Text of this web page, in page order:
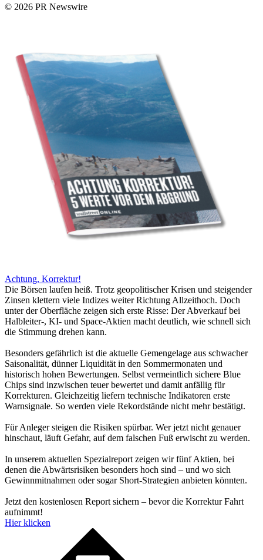
© 2026 PR Newswire
Achtung, Korrektur!
Die Börsen laufen heiß. Trotz geopolitischer Krisen und steigender
Zinsen klettern viele Indizes weiter Richtung Allzeithoch. Doch
unter der Oberfläche zeigen sich erste Risse: Der Abverkauf bei
Halbleiter-, KI- und Space-Aktien macht deutlich, wie schnell sich
die Stimmung drehen kann.
Besonders gefährlich ist die aktuelle Gemengelage aus schwacher
Saisonalität, dünner Liquidität in den Sommermonaten und
historisch hohen Bewertungen. Selbst vermeintlich sichere Blue
Chips sind inzwischen teuer bewertet und damit anfällig für
Korrekturen. Gleichzeitig liefern technische Indikatoren erste
Warnsignale. So werden viele Rekordstände nicht mehr bestätigt.
Für Anleger steigen die Risiken spürbar. Wer jetzt nicht genauer
hinschaut, läuft Gefahr, auf dem falschen Fuß erwischt zu werden.
In unserem aktuellen Spezialreport zeigen wir fünf Aktien, bei
denen die Abwärtsrisiken besonders hoch sind – und wo sich
Gewinnmitnahmen oder sogar Short-Strategien anbieten könnten.
Jetzt den kostenlosen Report sichern – bevor die Korrektur Fahrt
aufnimmt!
Hier klicken